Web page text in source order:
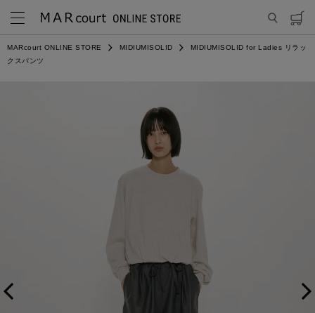
MARcourt ONLINE STORE MIDIUMISOLID
MIDIUMISOLID for Ladies リラッ
クスパンツ